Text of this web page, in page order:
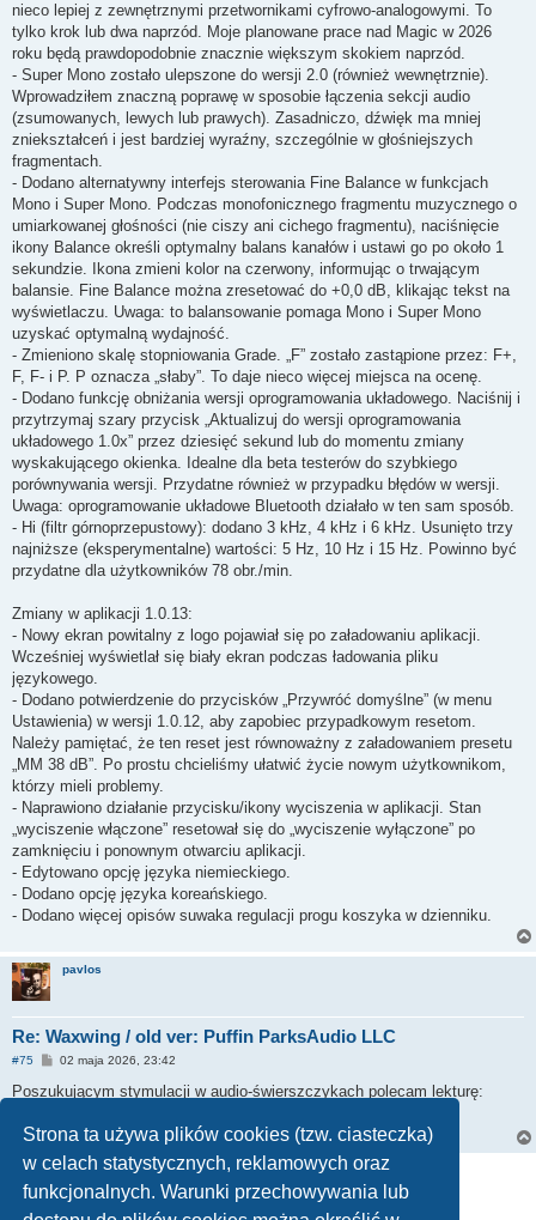
Strona ta używa plików cookies (tzw. ciasteczka)
w celach statystycznych, reklamowych oraz
funkcjonalnych. Warunki przechowywania lub
nieco lepiej z zewnętrznymi przetwornikami cyfrowo-analogowymi. To
tylko krok lub dwa naprzód. Moje planowane prace nad Magic w 2026
roku będą prawdopodobnie znacznie większym skokiem naprzód.
- Super Mono zostało ulepszone do wersji 2.0 (również wewnętrznie).
Wprowadziłem znaczną poprawę w sposobie łączenia sekcji audio
(zsumowanych, lewych lub prawych). Zasadniczo, dźwięk ma mniej
zniekształceń i jest bardziej wyraźny, szczególnie w głośniejszych
fragmentach.
- Dodano alternatywny interfejs sterowania Fine Balance w funkcjach
Mono i Super Mono. Podczas monofonicznego fragmentu muzycznego o
umiarkowanej głośności (nie ciszy ani cichego fragmentu), naciśnięcie
ikony Balance określi optymalny balans kanałów i ustawi go po około 1
sekundzie. Ikona zmieni kolor na czerwony, informując o trwającym
balansie. Fine Balance można zresetować do +0,0 dB, klikając tekst na
wyświetlaczu. Uwaga: to balansowanie pomaga Mono i Super Mono
uzyskać optymalną wydajność.
- Zmieniono skalę stopniowania Grade. „F” zostało zastąpione przez: F+,
F, F- i P. P oznacza „słaby”. To daje nieco więcej miejsca na ocenę.
- Dodano funkcję obniżania wersji oprogramowania układowego. Naciśnij i
przytrzymaj szary przycisk „Aktualizuj do wersji oprogramowania
układowego 1.0x” przez dziesięć sekund lub do momentu zmiany
wyskakującego okienka. Idealne dla beta testerów do szybkiego
porównywania wersji. Przydatne również w przypadku błędów w wersji.
Uwaga: oprogramowanie układowe Bluetooth działało w ten sam sposób.
- Hi (filtr górnoprzepustowy): dodano 3 kHz, 4 kHz i 6 kHz. Usunięto trzy
najniższe (eksperymentalne) wartości: 5 Hz, 10 Hz i 15 Hz. Powinno być
przydatne dla użytkowników 78 obr./min.
Zmiany w aplikacji 1.0.13:
- Nowy ekran powitalny z logo pojawiał się po załadowaniu aplikacji.
Wcześniej wyświetlał się biały ekran podczas ładowania pliku
językowego.
- Dodano potwierdzenie do przycisków „Przywróć domyślne” (w menu
Ustawienia) w wersji 1.0.12, aby zapobiec przypadkowym resetom.
Należy pamiętać, że ten reset jest równoważny z załadowaniem presetu
„MM 38 dB”. Po prostu chcieliśmy ułatwić życie nowym użytkownikom,
którzy mieli problemy.
- Naprawiono działanie przycisku/ikony wyciszenia w aplikacji. Stan
„wyciszenie włączone” resetował się do „wyciszenie wyłączone” po
zamknięciu i ponownym otwarciu aplikacji.
- Edytowano opcję języka niemieckiego.
- Dodano opcję języka koreańskiego.
- Dodano więcej opisów suwaka regulacji progu koszyka w dzienniku.
pavlos
Re: Waxwing / old ver: Puffin ParksAudio LLC
#75
P
s
t
02 maja 2026, 23:42
Poszukującym stymulacji w audio-świerszczykach polecam lekturę:
ODPOWIEDZ
Poprzednia 5